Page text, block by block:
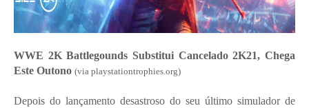
WWE 2K Battlegounds Substitui Cancelado 2K21, Chega
Este Outono (via playstationtrophies.org)
Depois do lançamento desastroso do seu último simulador de